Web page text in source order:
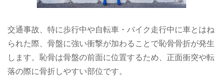
交通事故、特に歩行中や自転車・バイク走行中に車とはね
られた際、骨盤に強い衝撃が加わることで恥骨骨折が発生
します。恥骨は骨盤の前面に位置するため、正面衝突や転
落の際に骨折しやすい部位です。